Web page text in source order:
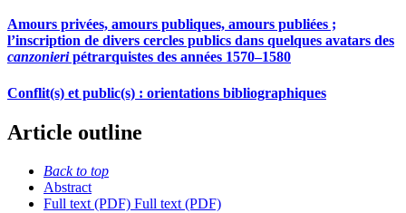
Amours privées, amours publiques, amours publiées ;
l’inscription de divers cercles publics dans quelques avatars des
canzonieripétrarquistes des années 1570–1580
Conflit(s) et public(s) : orientations bibliographiques
Article outline
Back to top
Abstract
Full text (PDF) Full text (PDF)